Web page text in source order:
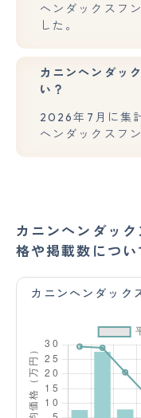
ヘンダックスフ
した。
カニンヘンダッ
い？
2026年7月に集
ヘンダックスフ
カニンヘンダッ
格や掲載数につい
カニンヘンダック